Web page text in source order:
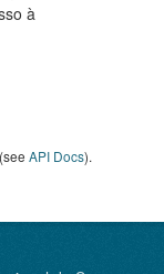
à
(see API Docs).